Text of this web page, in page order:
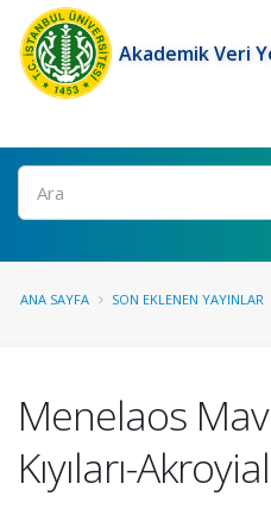
Akademik Veri
Ara
ANA SAYFA SON EKLENEN YAYINLAR
Menelaos
Kıyıları-